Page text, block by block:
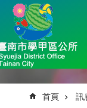
首頁 訊